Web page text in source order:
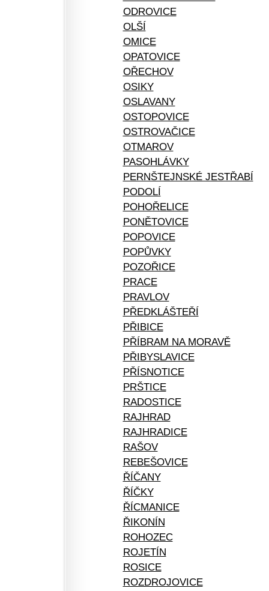
ODROVICE
OLŠÍ
OMICE
OPATOVICE
OŘECHOV
OSIKY
OSLAVANY
OSTOPOVICE
OSTROVAČICE
OTMAROV
PASOHLÁVKY
PERNŠTEJNSKÉ JESTŘABÍ
PODOLÍ
POHOŘELICE
PONĚTOVICE
POPOVICE
POPŮVKY
POZOŘICE
PRACE
PRAVLOV
PŘEDKLÁŠTEŘÍ
PŘIBICE
PŘÍBRAM NA MORAVĚ
PŘIBYSLAVICE
PŘÍSNOTICE
PRŠTICE
RADOSTICE
RAJHRAD
RAJHRADICE
RAŠOV
REBEŠOVICE
ŘÍČANY
ŘÍČKY
ŘÍCMANICE
ŘIKONÍN
ROHOZEC
ROJETÍN
ROSICE
ROZDROJOVICE